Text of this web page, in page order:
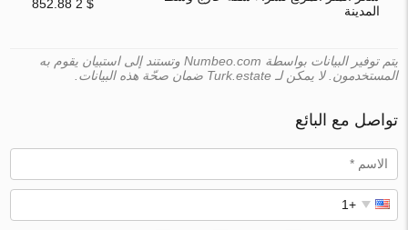
المدينة
$ 2 852.88
يتم توفير البيانات بواسطة Numbeo.com وتستند إلى استبيان يقوم به
المستخدمون. لا يمكن لـ Turk.estate ضمان صحّة هذه البيانات.
تواصل مع البائع